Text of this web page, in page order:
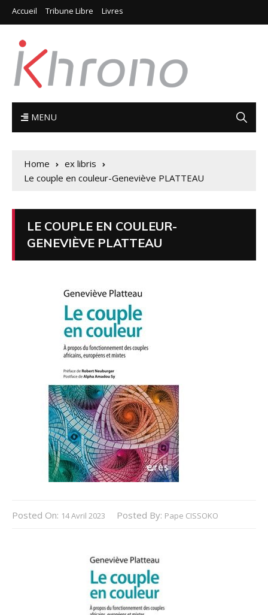
Accueil Tribune Libre Livres
MENU
Home
ex libris
Le couple en couleur-Geneviève PLATTEAU
LE COUPLE EN COULEUR-
GENEVIÈVE PLATTEAU
Posted On: 14 Avril 2023 Posted By: Pape CISSOKO